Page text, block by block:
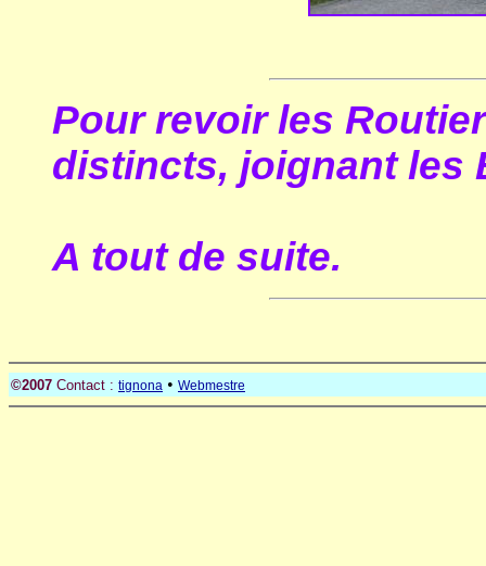
Pour revoir les
distincts, joignant les
A tout de suite.
©2007 Contact : tignona • Webmestre